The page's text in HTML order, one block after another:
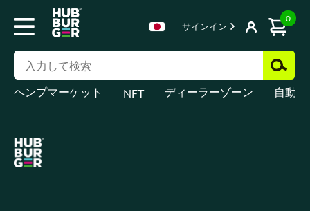
サインイン
0
ヘンプマーケット NFT ディーラーゾーン 自動